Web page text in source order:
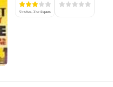
6 notes, 3 critiques